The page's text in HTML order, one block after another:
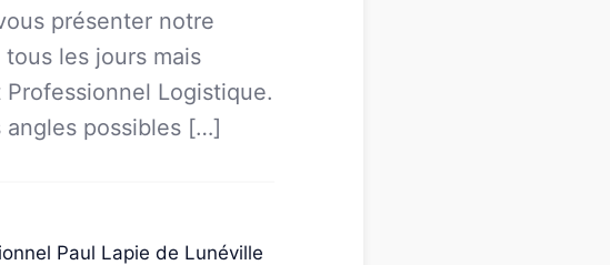
présenter notre
les jours mais
Logistique.
possibles […]
Paul Lapie de Lunéville